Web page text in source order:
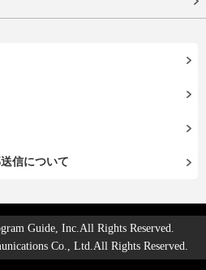
信について
Guide, Inc.All Rights Reserved.
Co., Ltd.All Rights Reserved.